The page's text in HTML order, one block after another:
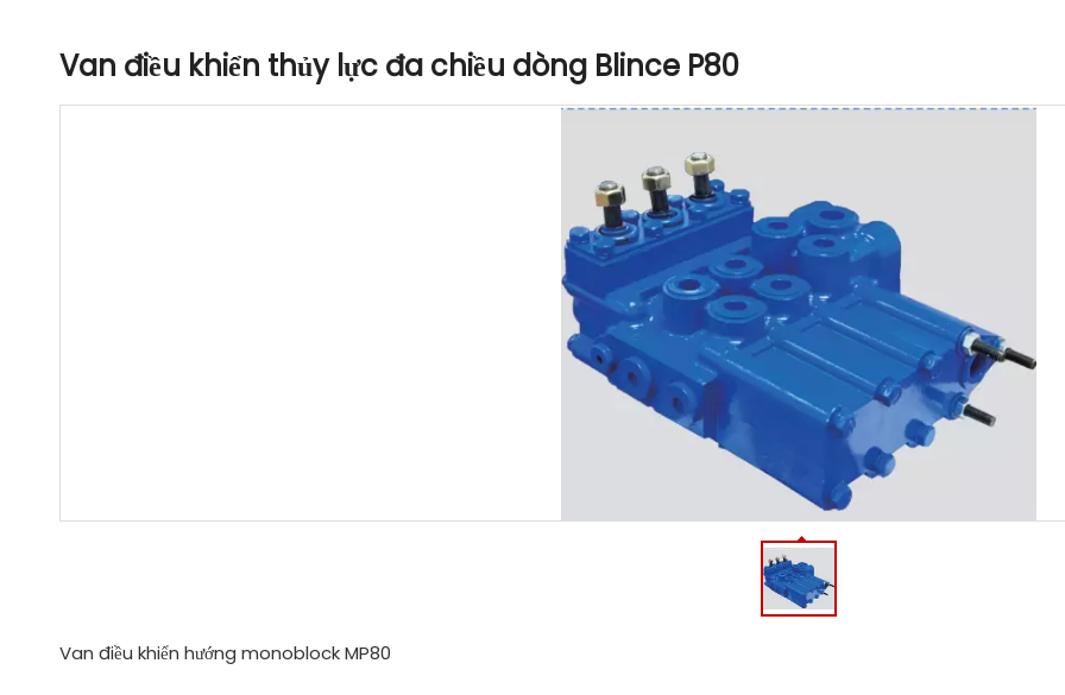
Van điều khiển thủy lực đa chiều dòng Blince P80
Van điều khiển hướng monoblock MP80